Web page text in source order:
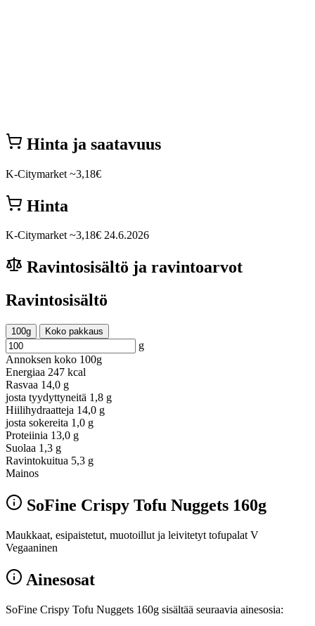
Hinta ja saatavuus
K-Citymarket ~3,18€
Hinta
K-Citymarket ~3,18€ 24.6.2026
Ravintosisältö ja ravintoarvot
Ravintosisältö
100g Koko pakkaus
g
Annoksen koko 100g
Energiaa 247 kcal
Rasvaa 14,0 g
josta tyydyttyneitä 1,8 g
Hiilihydraatteja 14,0 g
josta sokereita 1,0 g
Proteiinia 13,0 g
Suolaa 1,3 g
Ravintokuitua 5,3 g
Mainos
SoFine Crispy Tofu Nuggets 160g
Maukkaat, esipaistetut, muotoillut ja leivitetyt tofupalat V
Vegaaninen
Ainesosat
SoFine Crispy Tofu Nuggets 160g sisältää seuraavia ainesosia: